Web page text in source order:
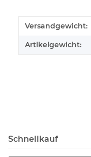
Produkteigenschaft
Wert
Versandgewicht:
Artikelgewicht:
Schnellkauf